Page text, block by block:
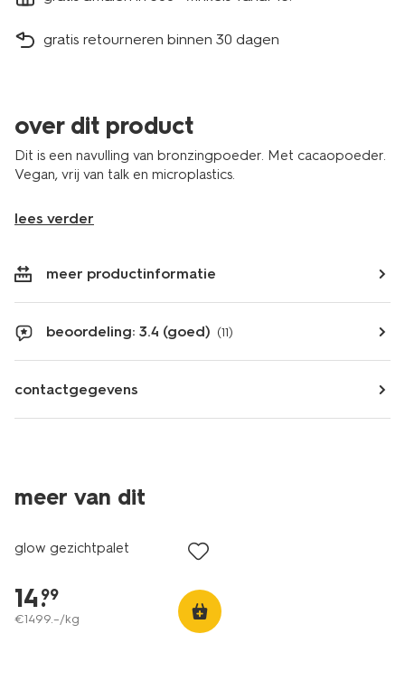
gratis retourneren binnen 30 dagen
over dit product
Dit is een navulling van bronzingpoeder. Met cacaopoeder.
Vegan, vrij van talk en microplastics.
lees verder
meer productinformatie
beoordeling: 3.4 (goed) (11)
contactgegevens
meer van dit
vegan
glow gezichtpalet
14.
99
€1499.–/kg